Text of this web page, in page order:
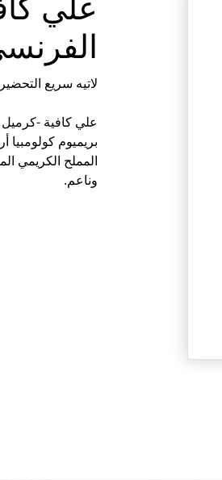
علي
لاتيه سريع التحضيرمع
علي كافية -
بريميوم
المملح الكريمي
وناعم.